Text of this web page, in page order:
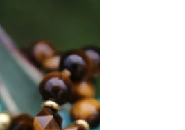
Scopri le Mālā